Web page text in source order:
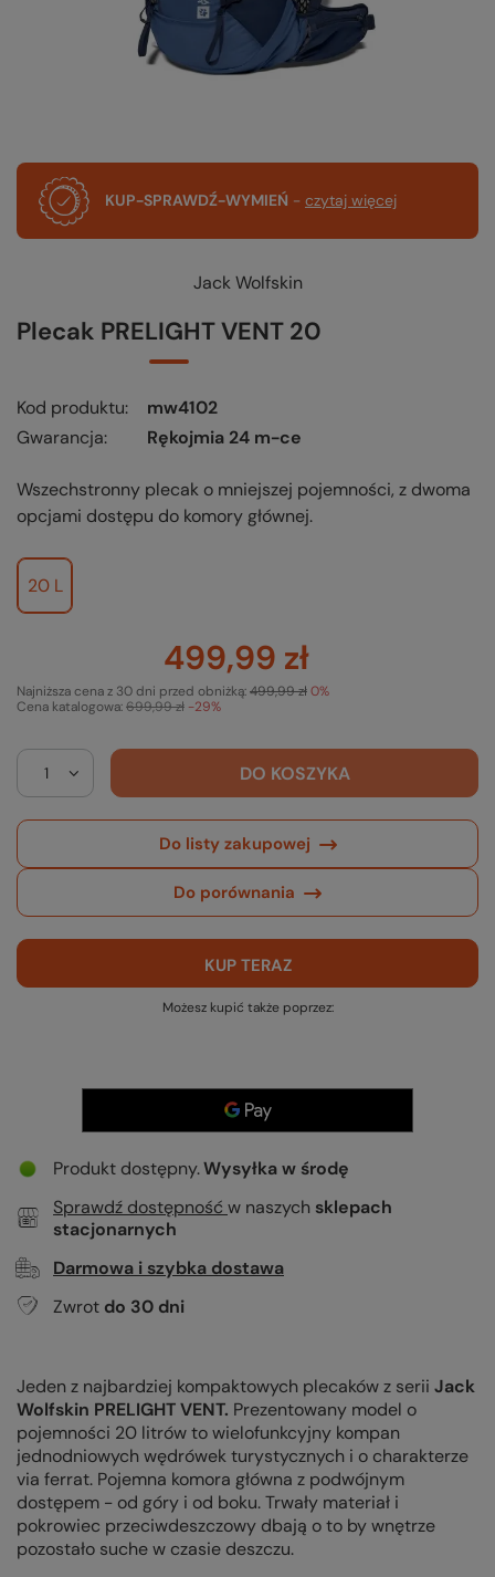
KUP-SPRAWDŹ-WYMIEŃ - czytaj więcej
Jack Wolfskin
Plecak PRELIGHT VENT 20
Kod produktu
mw4102
Gwarancja
Rękojmia 24 m-ce
Wszechstronny plecak o mniejszej pojemności, z dwoma
opcjami dostępu do komory głównej.
20 L
499,99 zł
Cena katalogowa:699,99 zł -29%
Najniższa cena z 30 dni przed obniżką:499,99 zł0%
DO KOSZYKA
Do listy zakupowej
Do porównania
KUP TERAZ
Możesz kupić także poprzez:
Produkt dostępny Wysyłkaw środę
Sprawdź dostępność w naszych sklepach
stacjonarnych
Darmowa i szybka dostawa
Zwrot do 30 dni
Jeden z najbardziej kompaktowych plecaków z serii Jack
Wolfskin PRELIGHT VENT. Prezentowany model o
pojemności 20 litrów to wielofunkcyjny kompan
jednodniowych wędrówek turystycznych i o charakterze
via ferrat. Pojemna komora główna z podwójnym
dostępem - od góry i od boku. Trwały materiał i
pokrowiec przeciwdeszczowy dbają o to by wnętrze
pozostało suche w czasie deszczu.